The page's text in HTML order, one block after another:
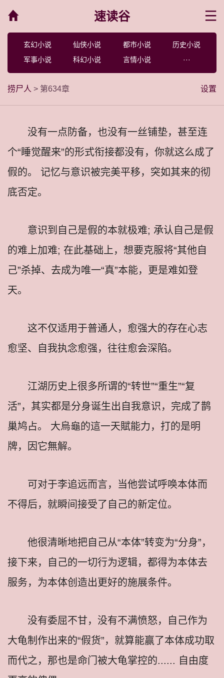
速读谷
玄幻小说 仙侠小说 都市小说
历史小说
军事小说
科幻小说 言情小说 ···
设置
捞尸人 > 第634章
没有一点防备，也没有一丝铺垫，甚至连
个“睡觉醒来”的形式衔接都没有，你就这么成了
假的。 记忆与意识被完美平移，突如其来的彻
底否定。
意识到自己是假的本就极难; 承认自己是假
的难上加难; 在此基础上，想要克服将“其他自
己”杀掉、去成为唯一“真”本能，更是难如登
天。
这不仅适用于普通人，愈强大的存在心志
愈坚、自我执念愈强，往往愈会深陷。
江湖历史上很多所谓的“转世”“重生”“复
活”，其实都是分身诞生出自我意识，完成了鹊
巢鸠占。 大烏龜的這一天賦能力，打的是明
牌，因它無解。
可对于李追远而言，当他尝试呼唤本体而
不得后，就瞬间接受了自己的新定位。
他很清晰地把自己从“本体”转变为“分身”，
接下来，自己的一切行为逻辑，都得为本体去
服务，为本体创造出更好的施展条件。
没有委屈不甘，没有不满愤怒，自己作为
大龟制作出来的“假货”，就算能赢了本体成功取
而代之，那也是命门被大龟掌控的...... 自由度